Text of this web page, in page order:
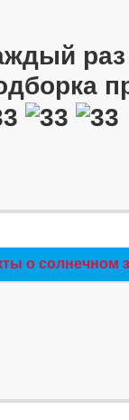
о солнечном